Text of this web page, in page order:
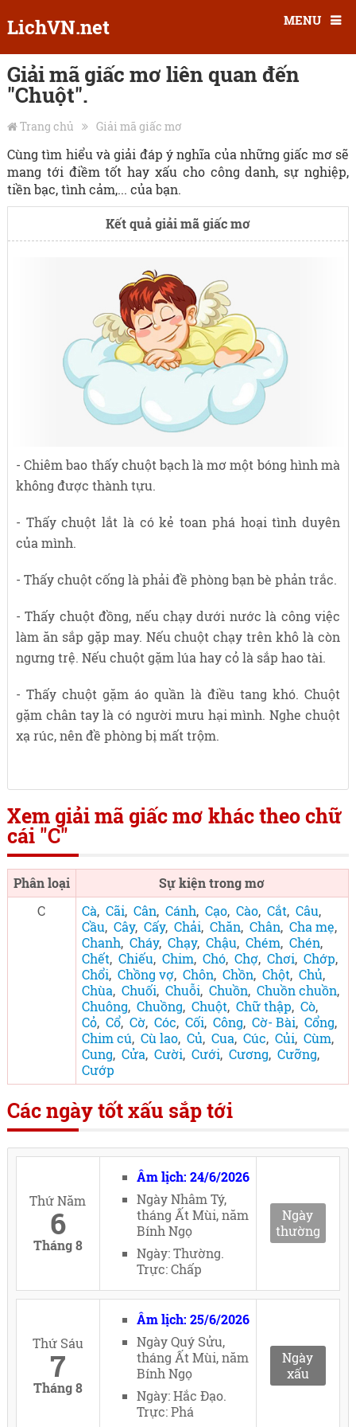
LichVN.net MENU
Giải mã giấc mơ liên quan đến
"Chuột".
Trang chủ Giải mã giấc mơ
Cùng tìm hiểu và giải đáp ý nghĩa của những giấc mơ sẽ
mang tới điềm tốt hay xấu cho công danh, sự nghiệp,
tiền bạc, tình cảm,... của bạn.
Kết quả giải mã giấc mơ
- Chiêm bao thấy chuột bạch là mơ một bóng hình mà
không được thành tựu.
- Thấy chuột lắt là có kẻ toan phá hoại tình duyên
của mình.
- Thấy chuột cống là phải đề phòng bạn bè phản trắc.
- Thấy chuột đồng, nếu chạy dưới nước là công việc
làm ăn sắp gặp may. Nếu chuột chạy trên khô là còn
ngưng trệ. Nếu chuột gặm lúa hay cỏ là sắp hao tài.
- Thấy chuột gặm áo quần là điều tang khó. Chuột
gặm chân tay là có người mưu hại mình. Nghe chuột
xạ rúc, nên đề phòng bị mất trộm.
Xem giải mã giấc mơ khác theo chữ
cái "C"
Phân loại
Sự kiện trong mơ
C
Cà, Cãi, Cân, Cánh, Cạo, Cào, Cắt, Câu,
Cầu, Cây, Cấy, Chải, Chăn, Chân, Cha mẹ,
Chanh, Cháy, Chạy, Chậu, Chém, Chén,
Chết, Chiếu, Chim, Chó, Chợ, Chơi, Chớp,
Chổi, Chồng vợ, Chôn, Chồn, Chột, Chủ,
Chùa, Chuối, Chuỗi, Chuồn, Chuồn chuồn,
Chuông, Chuồng, Chuột, Chữ thập, Cò,
Cỏ, Cổ, Cờ, Cóc, Cối, Công, Cờ- Bài, Cổng,
Chim cú, Cù lao, Củ, Cua, Cúc, Củi, Cùm,
Cung, Cửa, Cười, Cưới, Cương, Cưỡng,
Cướp
Các ngày tốt xấu sắp tới
Thứ Năm
6
Tháng 8
Âm lịch: 24/6/2026
Ngày Nhâm Tý,
tháng Ất Mùi, năm
Bính Ngọ
Ngày: Thường.
Trực: Chấp
Ngày
thường
Thứ Sáu
7
Tháng 8
Âm lịch: 25/6/2026
Ngày Quý Sửu,
tháng Ất Mùi, năm
Bính Ngọ
Ngày: Hắc Đạo.
Trực: Phá
Ngày
xấu